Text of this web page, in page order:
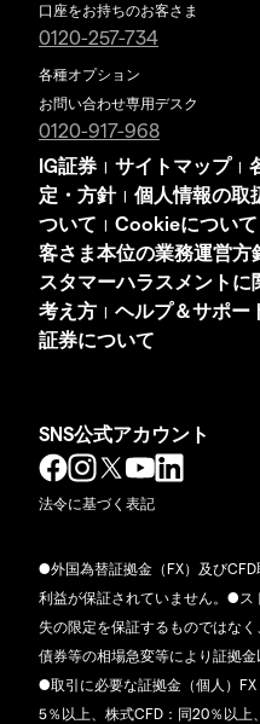
口座をお持ちのお客さま
0120-257-734
各種オプション
お問い合わせ専用デスク
0120-917-968
IG証券 | サイトマップ |
定・方針| 個人情報の取
ついて | Cookieについて
客さま本位の業務運営方
スタマーハラスメントに
考え方 | ヘルプ＆サポー
証券について
SNS公式アカウント
法令に基づく表記
●外国為替証拠金（FX）及び
利益が保証されていません。●ス
失の限定を保証するものではな
債券等の相場急変等により証拠金
●取引に必要な証拠金（個人）
5％以上、株式CFD：同20％以上